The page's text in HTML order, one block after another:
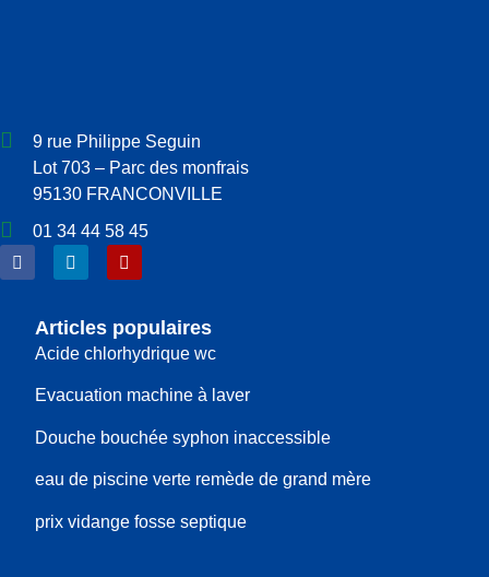
9 rue Philippe Seguin
Lot 703 – Parc des monfrais
95130 FRANCONVILLE
01 34 44 58 45
Articles populaires
Acide chlorhydrique wc
Evacuation machine à laver
Douche bouchée syphon inaccessible
eau de piscine verte remède de grand mère
prix vidange fosse septique